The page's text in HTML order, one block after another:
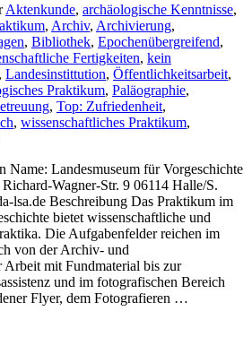
Aktenkunde, archäologische Kenntnisse,
, Archiv, Archivierung,
, Bibliothek, Epochenübergreifend,
Fertigkeiten, kein
, Landesinstittution, Öffentlichkeitsarbeit,
Praktikum, Paläographie,
, Top: Zufriedenheit,
, wissenschaftliches Praktikum,
Name: Landesmuseum für Vorgeschichte
Wagner-Str. 9 06114 Halle/S.
lsa.de Beschreibung Das Praktikum im
bietet wissenschaftliche und
Die Aufgabenfelder reichen im
von der Archiv- und
Arbeit mit Fundmaterial bis zur
und im fotografischen Bereich
Flyer, dem Fotografieren …